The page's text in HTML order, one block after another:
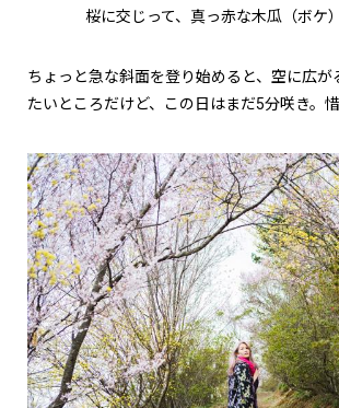
桜に交じって、真っ赤な木瓜（ボケ
ちょっと急な斜面を登り始めると、空に広
たいところだけど、この日はまだ5分咲き。惜